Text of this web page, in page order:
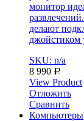
монитор
делают
SKU: n/a
8 990 Р
View Product
Отложить
Сравнить
Компьютеры